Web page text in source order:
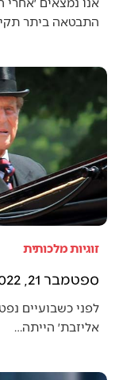
התבטאה ביתר
זוגיות מלכותית
ספטמבר 21, 2022
אליזבת׳ הייתה…